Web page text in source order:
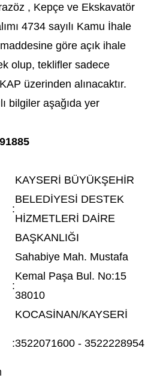
, Kepçe ve Ekskavatör
4734 sayılı Kamu İhale
göre açık ihale
olup, teklifler sadece
üzerinden alınacaktır.
bilgiler aşağıda yer
:
KAYSERİ BÜYÜKŞEHİR
BELEDİYESİ DESTEK
HİZMETLERİ DAİRE
BAŞKANLIĞI
:
Sahabiye Mah. Mustafa
Kemal Paşa Bul. No:15
38010
KOCASİNAN/KAYSERİ
:3522071600 - 3522228954